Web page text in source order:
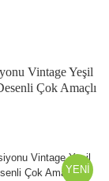
Vintage Yeşil
Çok Amaçlı
YENİ